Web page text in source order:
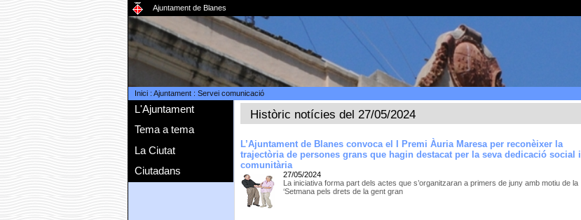
Ajuntament de Blanes
Inici: Ajuntament: Servei comunicació
L'Ajuntament
Tema a tema
La Ciutat
Ciutadans
Històric notícies del 27/05/2024
L’Ajuntament de Blanes convoca el I Premi Àuria Maresa per reconèixer la
trajectòria de persones grans que hagin destacat per la seva dedicació social i
comunitària
27/05/2024
La iniciativa forma part dels actes que s’organitzaran a primers de juny amb motiu de la
‘Setmana pels drets de la gent gran